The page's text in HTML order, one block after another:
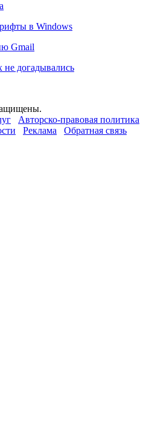
в Windows
Gmail
догадывались
Авторско-правовая политика
Реклама Обратная связь